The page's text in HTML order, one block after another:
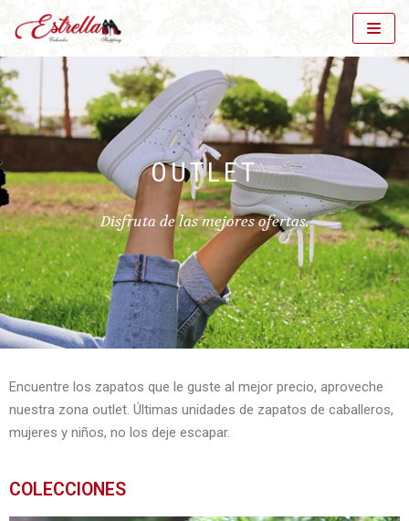
al
contenido
OUTLET
Disfruta de las mejores ofertas.
Encuentre los zapatos que le guste al mejor precio, aproveche
nuestra zona outlet. Últimas unidades de zapatos de caballeros,
mujeres y niños, no los deje escapar.
COLECCIONES